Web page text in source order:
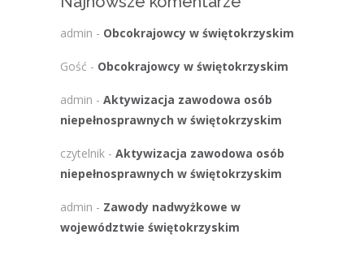
admin - Obcokrajowcy w świętokrzyskim
Gość - Obcokrajowcy w świętokrzyskim
admin - Aktywizacja zawodowa osób
niepełnosprawnych w świętokrzyskim
czytelnik - Aktywizacja zawodowa osób
niepełnosprawnych w świętokrzyskim
admin - Zawody nadwyżkowe w
województwie świętokrzyskim